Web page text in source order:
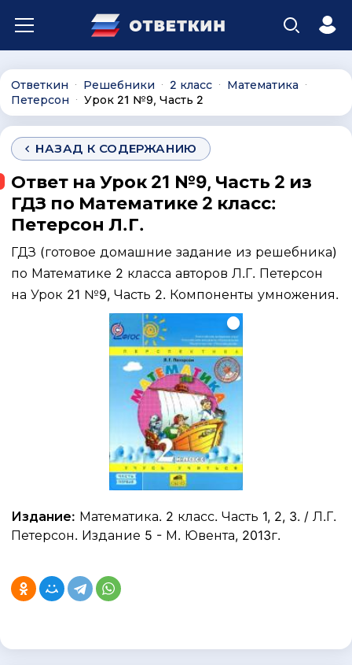
Ответкин ∙ Решебники ∙ 2 класс ∙ Математика ∙
Петерсон ∙ Урок 21 №9, Часть 2
НАЗАД К СОДЕРЖАНИЮ
Ответ на Урок 21 №9, Часть 2 из
ГДЗ по Математике 2 класс:
Петерсон Л.Г.
ГДЗ (готовое домашние задание из решебника)
по Математике 2 класса авторов Л.Г. Петерсон
на Урок 21 №9, Часть 2. Компоненты умножения.
Издание: Математика. 2 класс. Часть 1, 2, 3. / Л.Г.
Петерсон. Издание 5 - М. Ювента, 2013г.